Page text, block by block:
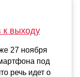
к выходу
27 ноября
под
речь идет о